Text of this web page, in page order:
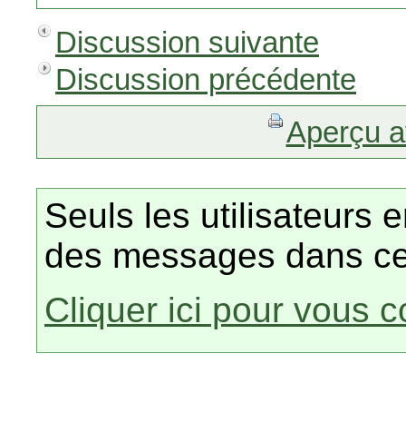
Discussion suivante
Discussion précédente
Aperçu
Seuls les utilisateurs
des messages dans
Cliquer ici pour vous